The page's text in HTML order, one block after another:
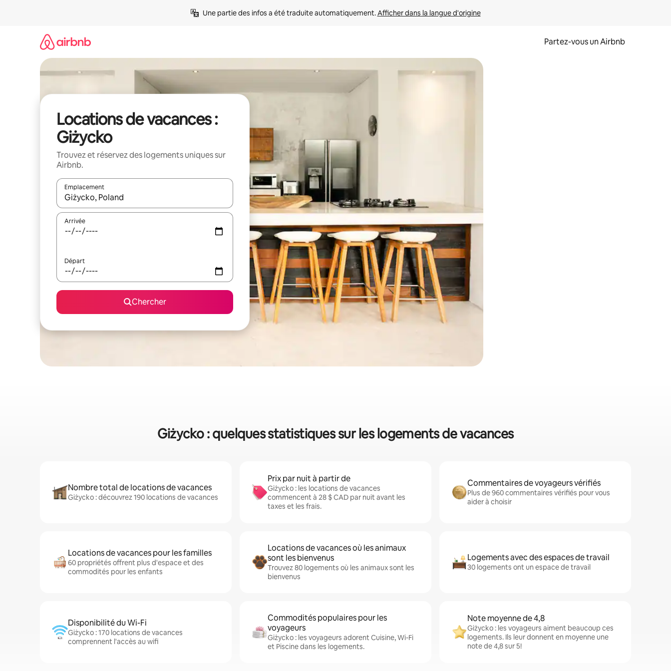
Une partie des infos a été traduite automatiquement. Afficher dans la langue d'origine
Partez-vous un Airbnb
Locations de vacances :
Giżycko
Trouvez et réservez des logements uniques sur
Airbnb.
Emplacement
Quand les résultats sont affichés, parcourez-les en utilisant les flèches vers le haut et vers le bas, ou en appuyant dessus et en les faisant glisser.
Arrivée
Départ
Chercher
Giżycko : quelques statistiques sur les logements de vacances
Nombre total de locations de vacances
Giżycko : découvrez 190 locations de vacances
Prix par nuit à partir de
Giżycko : les locations de vacances
commencent à 28 $ CAD par nuit avant les
taxes et les frais.
Commentaires de voyageurs vérifiés
Plus de 960 commentaires vérifiés pour vous
aider à choisir
Locations de vacances pour les familles
60 propriétés offrent plus d'espace et des
commodités pour les enfants
Locations de vacances où les animaux
sont les bienvenus
Trouvez 80 logements où les animaux sont les
bienvenus
Logements avec des espaces de travail
30 logements ont un espace de travail
Disponibilité du Wi-Fi
Giżycko : 170 locations de vacances
comprennent l'accès au wifi
Commodités populaires pour les
voyageurs
Giżycko : les voyageurs adorent Cuisine, Wi-Fi
et Piscine dans les logements.
Note moyenne de 4,8
Giżycko : les voyageurs aiment beaucoup ces
logements. Ils leur donnent en moyenne une
note de 4,8 sur 5!